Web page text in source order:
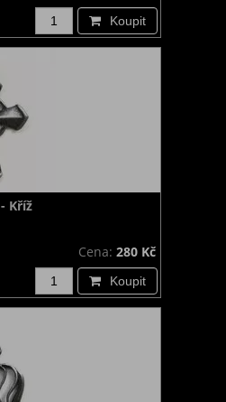
Koupit
Kříž
Cena: 280 Kč
Koupit